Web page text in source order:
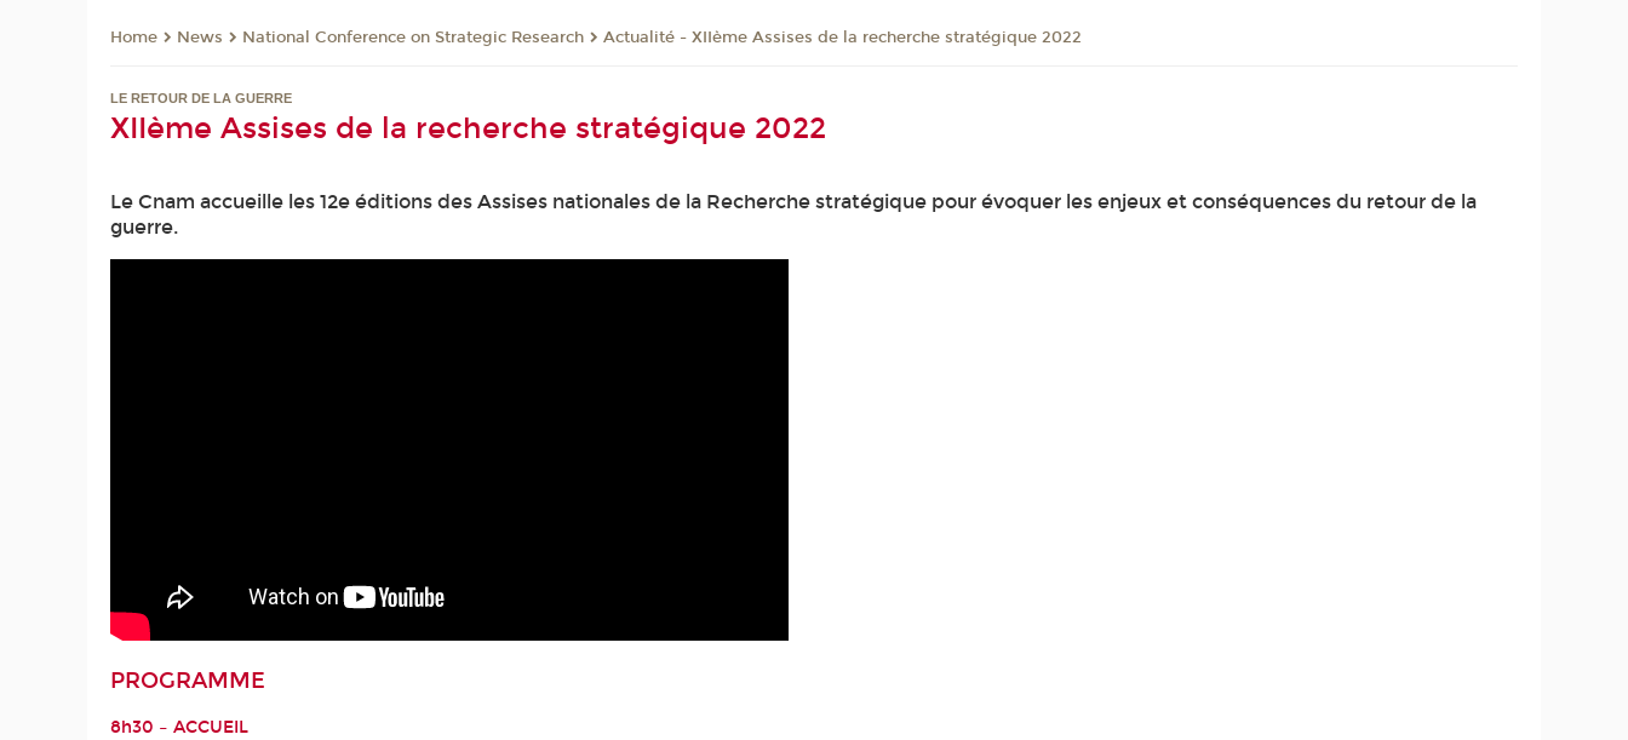
Home News National Conference on Strategic Research Actualité - XIIème Assises de la recherche stratégique 2022
LE RETOUR DE LA GUERRE
XIIème Assises de la recherche stratégique 2022
Le Cnam accueille les 12e éditions des Assises nationales de la Recherche stratégique pour évoquer les enjeux et conséquences du retour de la
guerre.
PROGRAMME
8h30 – ACCUEIL